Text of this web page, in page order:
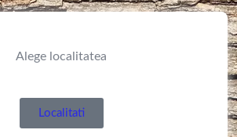
Alege localitatea
Localitati